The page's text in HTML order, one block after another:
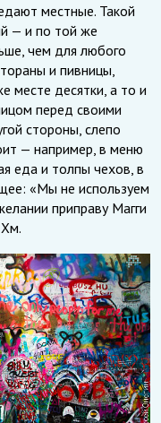
местные. Такой
— и по той же
чем для любого
и пивницы,
месте десятки, а то и
перед своими
стороны, слепо
— например, в меню
еда и толпы чехов, в
«Мы не используем
приправу Магги